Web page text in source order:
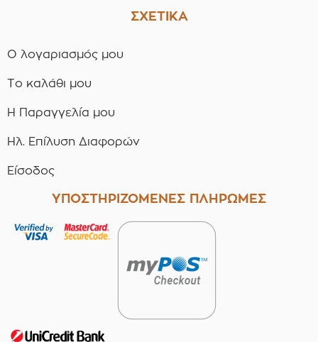
ΣΧΕΤΙΚΑ
Ο λογαριασμός μου
Το καλάθι μου
Η Παραγγελία μου
Ηλ. Επίλυση Διαφορών
Είσοδος
ΥΠΟΣΤΗΡΙΖΟΜΕΝΕΣ ΠΛΗΡΩΜΕΣ